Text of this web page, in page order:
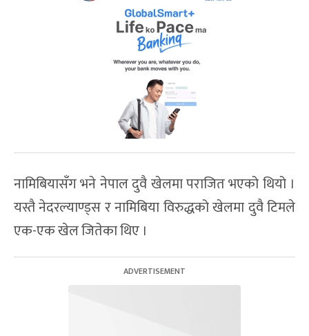
नामिबियासँग भने नेपाल दुवै खेलमा पराजित भएको थियो ।
यस्तै नेदरल्याण्ड्स र नामिबिया विरुद्धको खेलमा दुवै टिमले
एक-एक खेल जितेका थिए ।